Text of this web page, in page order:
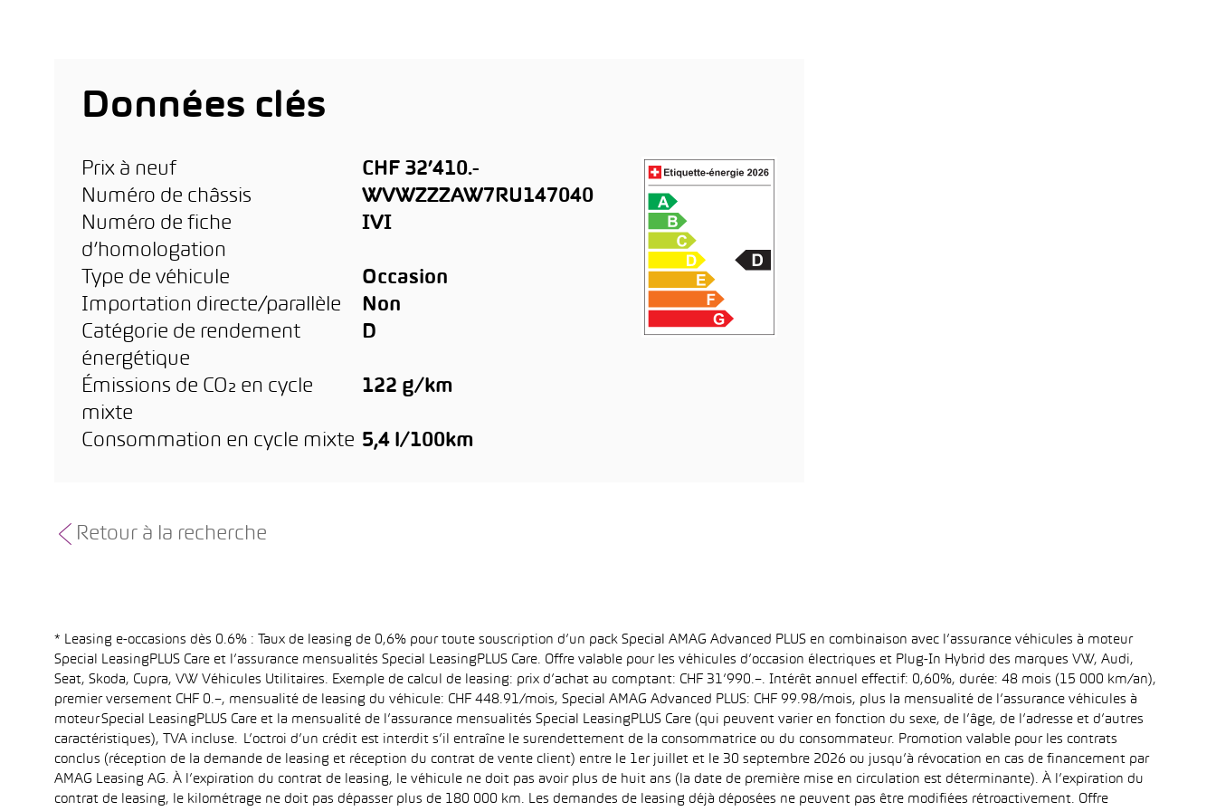
Données clés
Prix à neuf
CHF 32’410.-
Numéro de châssis
WVWZZZAW7RU147040
Numéro de fiche
d’homologation
IVI
Type de véhicule
Occasion
Importation directe/parallèle
Non
Catégorie de rendement
énergétique
D
Émissions de CO₂ en cycle
mixte
122 g/km
Consommation en cycle mixte 5,4 l/100km
Retour à la recherche
* Leasing e-occasions dès 0.6% : Taux de leasing de 0,6% pour toute souscription d’un pack Special AMAG Advanced PLUS en combinaison avec l’assurance véhicules à moteur
Special LeasingPLUS Care et l’assurance mensualités Special LeasingPLUS Care. Offre valable pour les véhicules d’occasion électriques et Plug-In Hybrid des marques VW, Audi,
Seat, Skoda, Cupra, VW Véhicules Utilitaires. Exemple de calcul de leasing: prix d’achat au comptant: CHF 31’990.–. Intérêt annuel effectif: 0,60%, durée: 48 mois (15 000 km/an),
premier versement CHF 0.–, mensualité de leasing du véhicule: CHF 448.91/mois, Special AMAG Advanced PLUS: CHF 99.98/mois, plus la mensualité de l’assurance véhicules à
moteur Special LeasingPLUS Care et la mensualité de l’assurance mensualités Special LeasingPLUS Care (qui peuvent varier en fonction du sexe, de l’âge, de l’adresse et d’autres
caractéristiques), TVA incluse. L’octroi d’un crédit est interdit s’il entraîne le surendettement de la consommatrice ou du consommateur. Promotion valable pour les contrats
conclus (réception de la demande de leasing et réception du contrat de vente client) entre le 1er juillet et le 30 septembre 2026 ou jusqu’à révocation en cas de financement par
AMAG Leasing AG. À l’expiration du contrat de leasing, le véhicule ne doit pas avoir plus de huit ans (la date de première mise en circulation est déterminante). À l’expiration du
contrat de leasing, le kilométrage ne doit pas dépasser plus de 180 000 km. Les demandes de leasing déjà déposées ne peuvent pas être modifiées rétroactivement. Offre